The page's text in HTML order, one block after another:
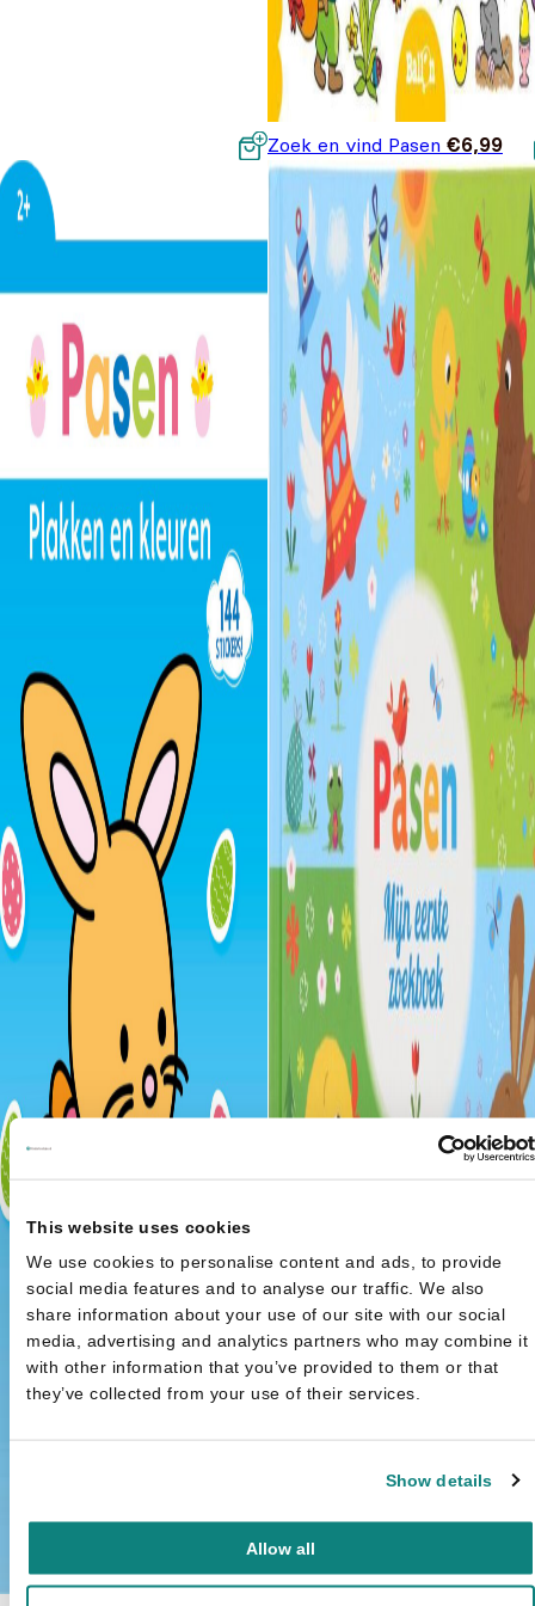
This website uses cookies
We use cookies to personalise content and ads, to provide
social media features and to analyse our traffic. We also
share information about your use of our site with our social
media, advertising and analytics partners who may combine it
with other information that you’ve provided to them or that
they’ve collected from your use of their services.
Show details
Allow all
Zoek en vind Pasen €6,99
Pasen - Mijn eerste zoekboek